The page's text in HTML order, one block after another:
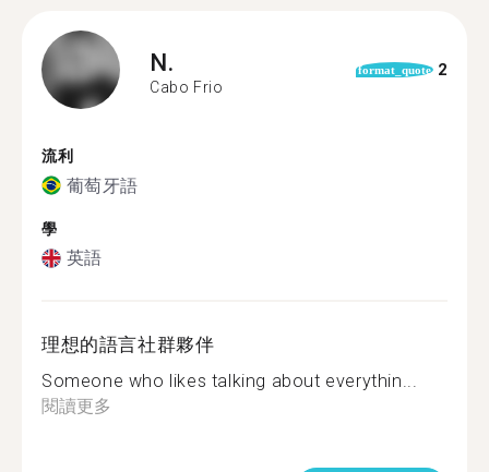
N.
Cabo Frio
format_quote 2
流利
葡萄牙語
學
英語
理想的語言社群夥伴
Someone who likes talking about everythin...
閱讀更多